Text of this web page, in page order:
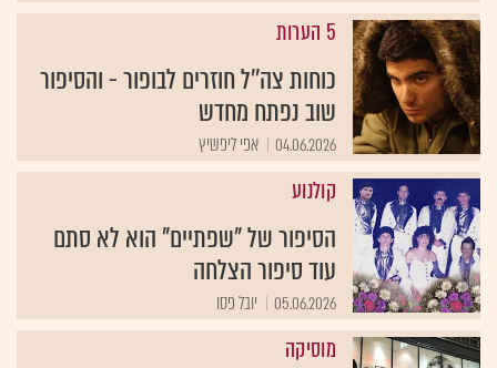
5 הערות
כוחות צה''ל חוזרים לבופור - והסיפור
שוב נפתח מחדש
04.06.2026 אפי ליפשיץ
קולנוע
הסיפור של "שפתיים" הוא לא סתם
עוד סיפור הצלחה
05.06.2026 יובל פסו
מוסיקה